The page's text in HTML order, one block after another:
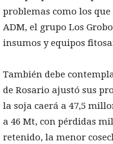
problemas como los
ADM, el grupo Los
insumos y equipos
También debe
de Rosario ajustó sus
la soja caerá a 47,5
a 46 Mt, con pérdidas
retenido, la menor